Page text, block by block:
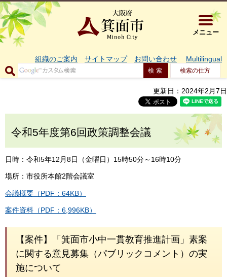
大阪府箕
メニュー
組織のご案内 サイトマップ お問い合わせ Multilingual
検索の仕方
更新日：2024年2月7日
令和5年度第6回政策調整会議
日時：令和5年12月8日（金曜日）15時50分～16時10分
場所：市役所本館2階会議室
会議概要（PDF：64KB）
案件資料（PDF：6,996KB）
【案件】「箕面市小中一貫教育推進計画」素案
に関する意見募集（パブリックコメント）の実
施について